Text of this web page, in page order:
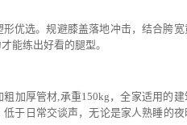
优选。规避膝盖落地冲击，结合胯宽
能练出好看的腿型。
加厚管材,承重150kg，全家适用的建
于日常交谈声，无论是家人熟睡的夜